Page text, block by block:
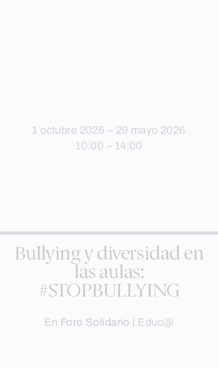
1 octubre 2025 – 29 mayo 2026
10:00 – 14:00
Bullying y diversidad en
las aulas:
#STOPBULLYING
En Foro Solidario Educ@